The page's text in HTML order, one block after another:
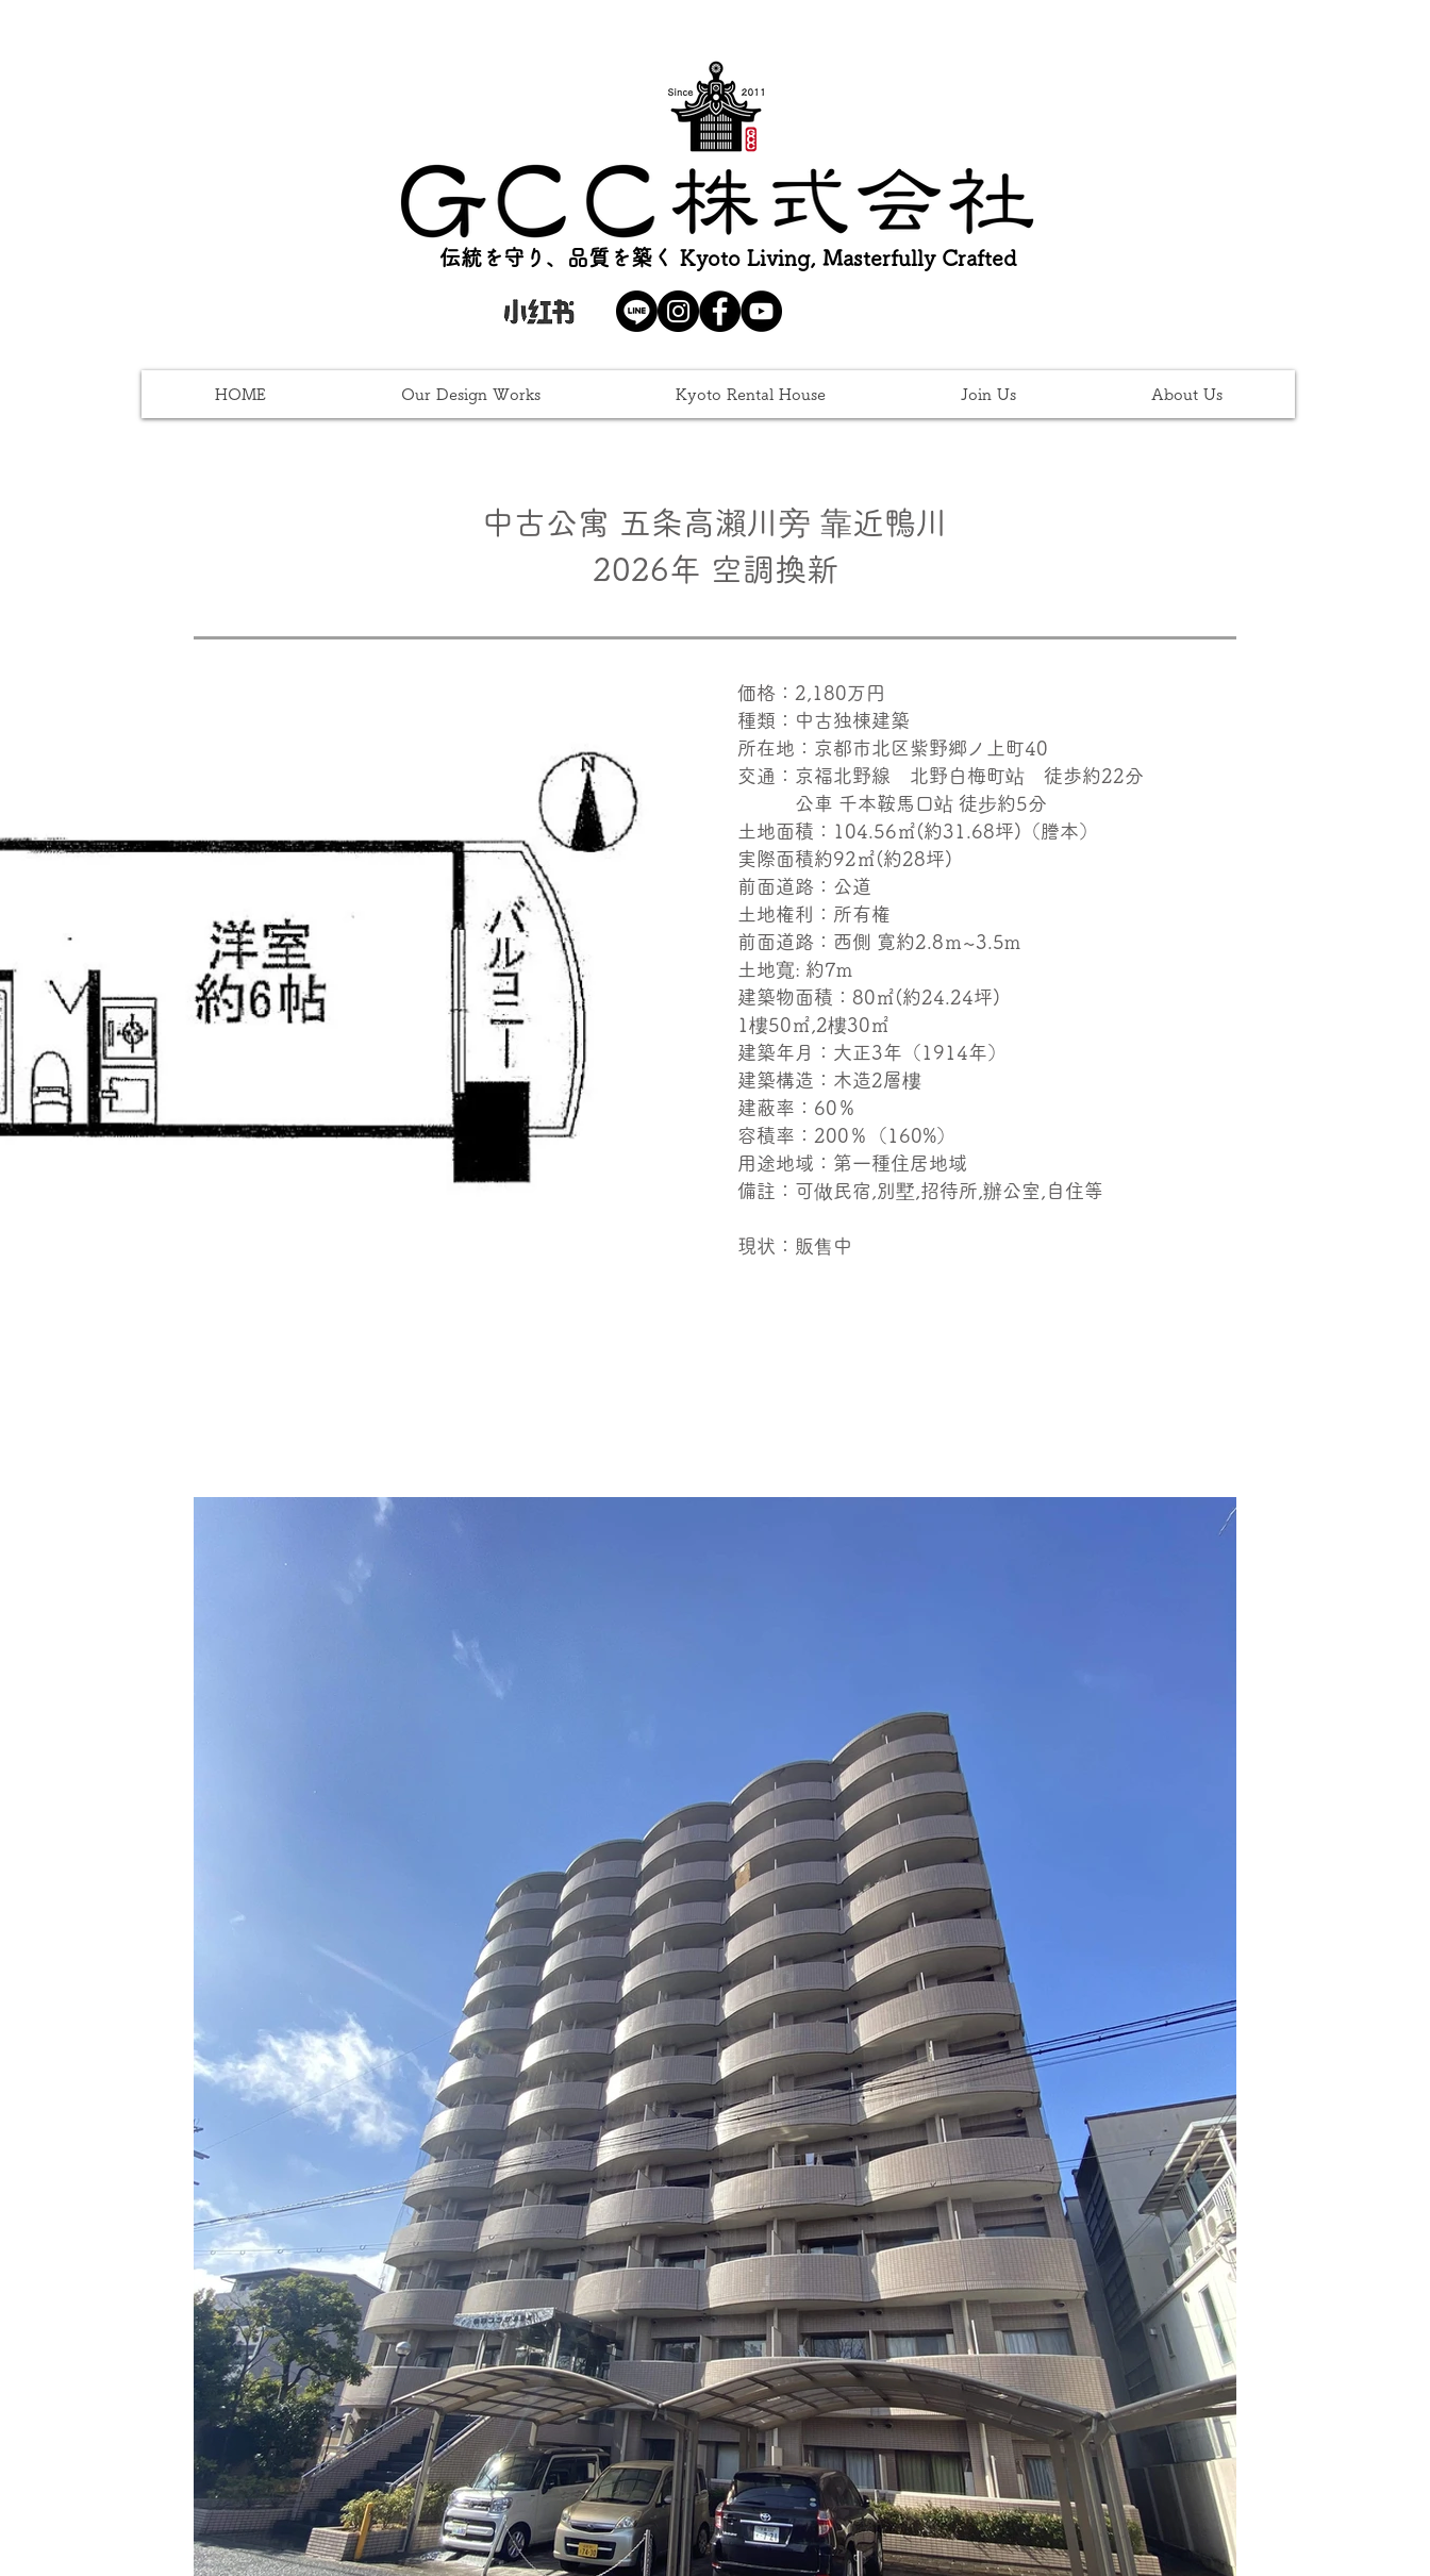
伝統を守り、品質を築く Kyoto Living, Masterfully Crafted
HOME Our Design Works Kyoto Rental House Join Us About Us
中古公寓 五条高瀨川旁 靠近鴨川
2026年 空調換新
価格：2,180万円
種類：中古独棟建築
所在地：京都市北区紫野郷ノ上町40
交通：京福北野線 北野白梅町站 徒歩約22分
公車 千本鞍馬口站 徒步約5分
土地面積：104.56㎡(約31.68坪)（謄本）
実際面積約92㎡​(約28坪)
前面道路：公道
土地権利：所有権
前面道路：西側 寛約2.8ｍ~3.5m
土地寬: 約7m
​建築物面積：80㎡(約24.24坪)
1樓50㎡,2樓30㎡
​建築年月：大正3年（1914年）
建築構造：木造2層樓
建蔽率：60％
​容積率：200％（160%）
​用途地域：第一種住居地域
​備註：可做民宿,別墅,招待所,辦公室,自住等
​現状：販售中